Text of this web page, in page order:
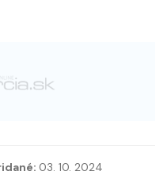
03. 10. 2024